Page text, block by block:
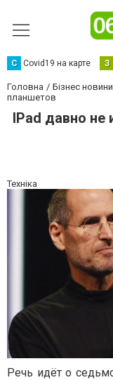
С Сovid19 на карте З
Головна Бізнес новини
планшетов
IPad давно не
Техніка
Речь идёт о